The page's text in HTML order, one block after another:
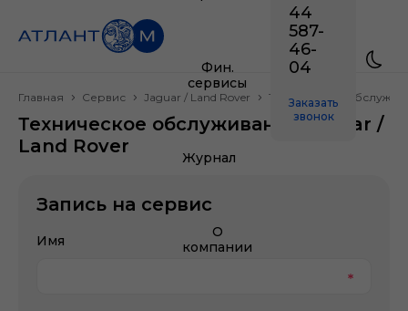
Фин.
сервисы
Журнал
О
компании
44
587-
46-
04
Заказать
звонок
Главная Сервис Jaguar / Land Rover Техническое
Техническое обслуживание Jaguar /
Land Rover
Запись на сервис
Имя